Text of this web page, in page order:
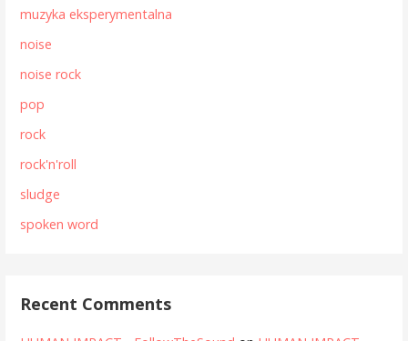
muzyka eksperymentalna
noise
noise rock
pop
rock
rock'n'roll
sludge
spoken word
Recent Comments